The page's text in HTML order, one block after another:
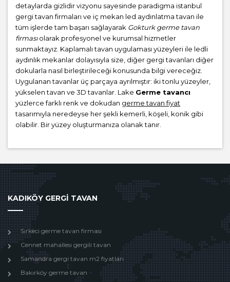
detaylarda gizlidir vizyonu sayesinde paradigma istanbul
gergi tavan firmaları ve iç mekan led aydınlatma tavan ile
tüm işlerde tam başarı sağlayarak Gokturk germe tavan
firmasıolarak profesyonel ve kurumsal hizmetler
sunmaktayız. Kaplamalı tavan uygulaması yüzeyleri ile ledli
aydınlık mekanlar dolayısıyla size, diğer gergi tavanları diğer
dokularla nasıl birleştirileceği konusunda bilgi vereceğiz.
Uygulanan tavanlar üç parçaya ayrılmıştır: iki tonlu yüzeyler,
yükselen tavan ve 3D tavanlar. Lake Germe tavancı
yüzlerce farklı renk ve dokudan germe tavan fiyat
tasarımıyla neredeyse her şekli kemerli, köşeli, konik gibi
olabilir. Bir yüzey oluşturmanıza olanak tanır.
KADIKÖY GERGİ TAVAN
Sirkeci germe tavan firması
Cennet mahallesı gergili tavan
Samandra gergi tavan m2 fiyatları
Bakırköy germe tavan